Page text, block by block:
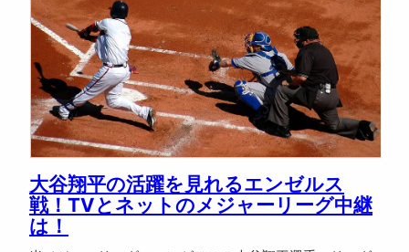
大谷翔平の活躍を見れるエンゼルス
戦！TVとネットのメジャーリーグ中継
は！